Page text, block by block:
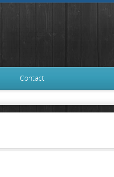
Contact